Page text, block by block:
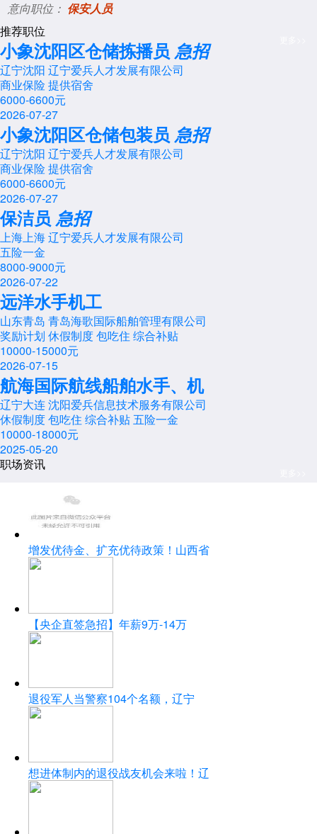
意向职位： 保安人员
推荐职位
小象沈阳区仓储拣播员 急招
辽宁沈阳 辽宁爱兵人才发展有限公司
商业保险提供宿舍
6000-6600元
2026-07-27
小象沈阳区仓储包装员 急招
辽宁沈阳 辽宁爱兵人才发展有限公司
商业保险提供宿舍
6000-6600元
2026-07-27
保洁员 急招
上海上海 辽宁爱兵人才发展有限公司
五险一金
8000-9000元
2026-07-22
远洋水手机工
山东青岛 青岛海歌国际船舶管理有限公司
奖励计划 休假制度包吃住 综合补贴
10000-15000元
2026-07-15
航海国际航线船舶水手、机
辽宁大连 沈阳爱兵信息技术服务有限公司
休假制度包吃住 综合补贴五险一金
10000-18000元
2025-05-20
职场资讯
增发优待金、扩充优待政策！山西省
【央企直签急招】年薪9万-14万
退役军人当警察104个名额，辽宁
想进体制内的退役战友机会来啦！辽